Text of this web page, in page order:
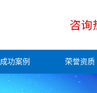
成功案例 荣誉资质